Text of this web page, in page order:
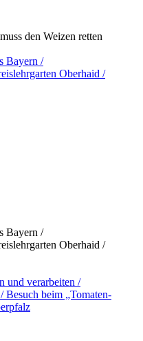
den Weizen retten
Bayern /​
Oberhaid /​
Bayern /​
Oberhaid /​
und verarbeiten /​
Besuch beim „Tomaten-